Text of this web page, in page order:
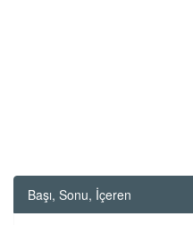
Başı, Sonu, İçeren